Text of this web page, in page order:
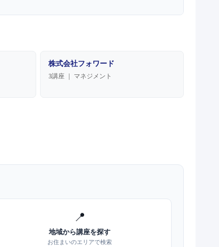
株式会社フォワード
3講座 ｜ マネジメント
📍
地域から講座を探す
お住まいのエリアで検索